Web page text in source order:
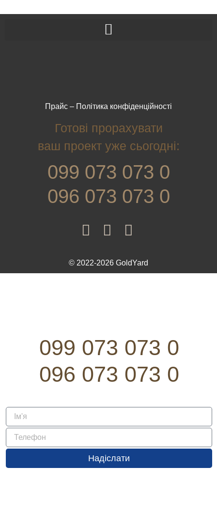
Прайс – Політика конфіденційності
Готові прорахувати
ваш проект уже сьогодні:
099 073 073 0
096 073 073 0
© 2022-2026 GoldYard
099 073 073 0
096 073 073 0
Надіслати